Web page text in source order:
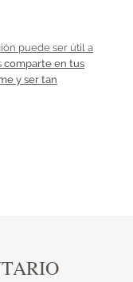
puede ser útil a
comparte en tus
y ser tan